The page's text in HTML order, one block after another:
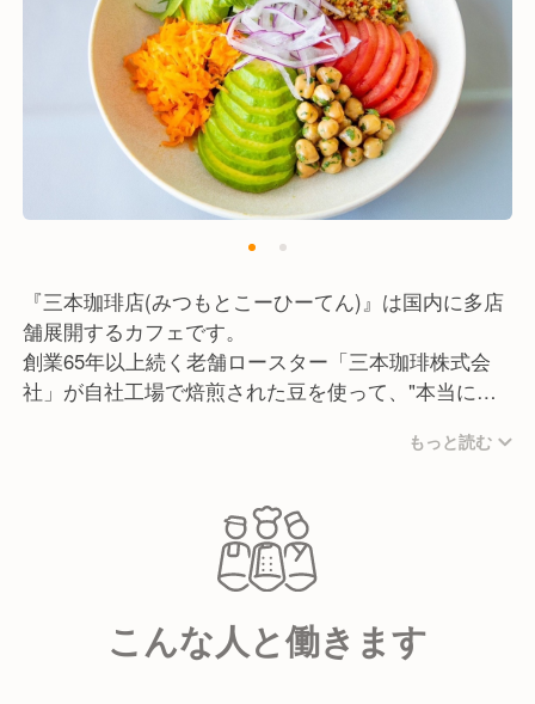
『三本珈琲店(みつもとこーひーてん)』は国内に多店
舗展開するカフェです。
創業65年以上続く老舗ロースター「三本珈琲株式会
社」が自社工場で焙煎された豆を使って、"本当に美
のほか都心部の駅構内に10店舗以上運営中です。
また、当ブランドでは"ここでしか味わえないクオリ
ティ"を目指しているので、高品質なドリンクだけで
なくフードメニューにもこだわっています。
※そのためカフェスタンド店舗だけではなく、カフェ
レストラン型の店舗もあります。
もっと読む
こんな人と働きます